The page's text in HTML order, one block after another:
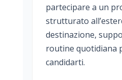
partecipare a un
strutturato
destinazione,
routine quotidiana
candidarti.